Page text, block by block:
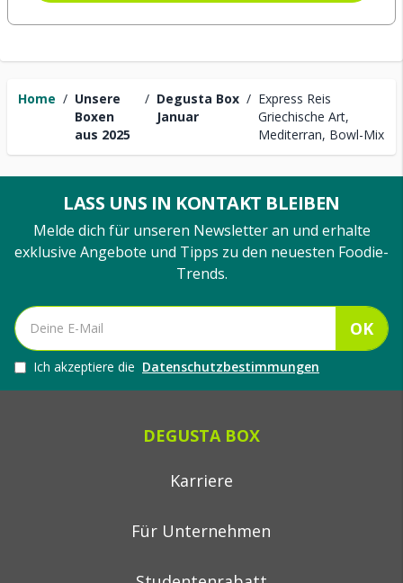
Home / Unsere
Boxen
aus 2025
/ Degusta Box
Januar
/ Express Reis
Griechische Art,
Mediterran, Bowl-Mix
LASS UNS IN KONTAKT BLEIBEN
Melde dich für unseren Newsletter an und erhalte
exklusive Angebote und Tipps zu den neuesten Foodie-
Trends.
OK
Ich akzeptiere die Datenschutzbestimmungen
DEGUSTA BOX
Karriere
Für Unternehmen